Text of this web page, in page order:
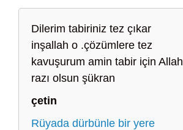
Dilerim tabiriniz tez çıkar
inşallah o .çözümlere tez
kavuşurum amin tabir için Allah
razı olsun şükran
çetin
Rüyada dürbünle bir yere